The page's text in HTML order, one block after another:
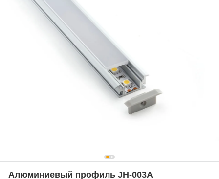
Алюминиевый профиль JH-003A